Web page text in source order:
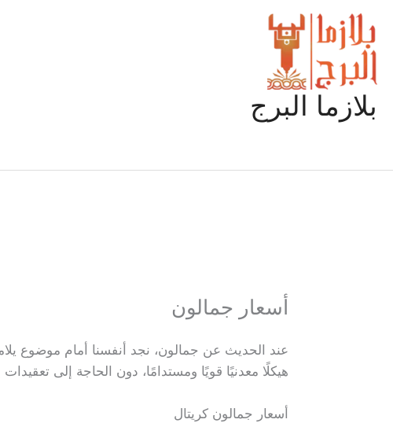
تخطي
إلى
المحتوى
بلازما البرج
أسعار جمالون
عند الحديث عن جمالون، نجد أنفسنا أمام موضوع
هيكلًا معدنيًا قويًا ومستدامًا، دون الحاجة إلى
أسعار جمالون كريتال